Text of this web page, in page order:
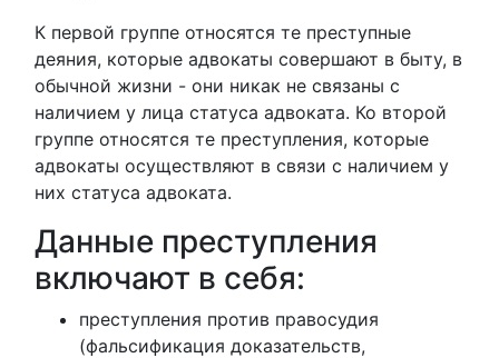
К первой группе относятся те преступные
деяния, которые адвокаты совершают в быту, в
обычной жизни - они никак не связаны с
наличием у лица статуса адвоката. Ко второй
группе относятся те преступления, которые
адвокаты осуществляют в связи с наличием у
них статуса адвоката.
Данные преступления
включают в себя:
преступления против правосудия
(фальсификация доказательств,